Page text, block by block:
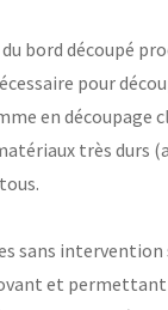
bord découpé
pour
en découpage
très
sans
et permettant